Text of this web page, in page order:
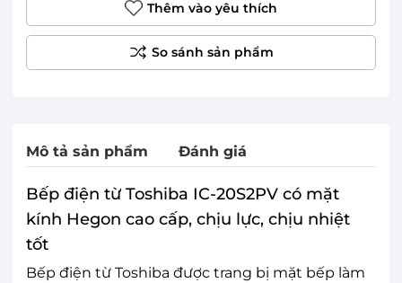
Thêm vào yêu thích
Mô tả sản phẩm Đánh giá
Bếp điện từ Toshiba IC-20S2PV có mặt
kính Hegon cao cấp, chịu lực, chịu nhiệt
tốt
Bếp điện từ Toshiba được trang bị mặt bếp làm